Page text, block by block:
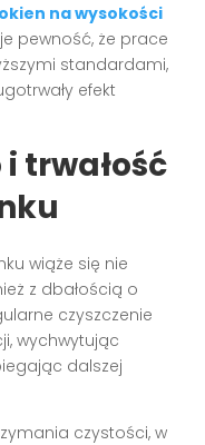
na wysokości
pewność, że prace
standardami,
efekt
trwałość
wiąże się nie
z dbałością o
czyszczenie
wychwytując
dalszej
czystości, w